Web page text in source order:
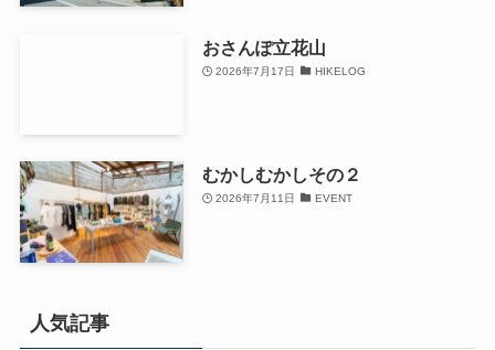
おさんぽ立花山
2026年7月17日 HIKELOG
むかしむかしその２
2026年7月11日 EVENT
人気記事